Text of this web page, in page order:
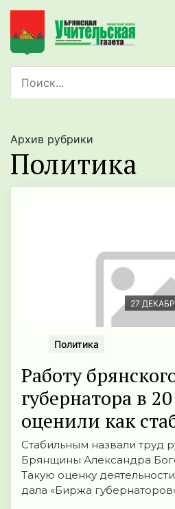
Архив рубрики
Политика
27
Политика
Работу
губернатора в
оценили как
Стабильным назвали труд
Брянщины Александра
Такую оценку
дала «Биржа